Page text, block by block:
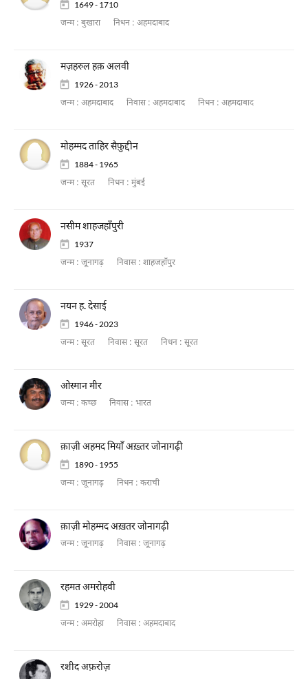
1649 - 1710
जन्म : बुखारा निधन : अहमदाबाद
मज़हरुल हक़ अलवी
1926 - 2013
जन्म : अहमदाबाद निवास : अहमदाबाद निधन : अहमदाबाद
मोहम्मद ताहिर सैफ़ुद्दीन
1884 - 1965
जन्म : सूरत निधन : मुंबई
नसीम शाहजहाँपुरी
1937
जन्म : जूनागढ़ निवास : शाहजहाँपुर
नयन ह. देसाई
1946 - 2023
जन्म : सूरत निवास : सूरत निधन : सूरत
ओस्मान मीर
जन्म : कच्छ निवास : भारत
क़ाज़ी अहमद मियाँ अख़्तर जोनागढ़ी
1890 - 1955
जन्म : जूनागढ़ निधन : कराची
क़ाज़ी मोहम्मद अख़तर जोनागढ़ी
जन्म : जूनागढ़ निवास : जूनागढ़
रहमत अमरोहवी
1929 - 2004
जन्म : अमरोहा निवास : अहमदाबाद
रशीद अफ़रोज़